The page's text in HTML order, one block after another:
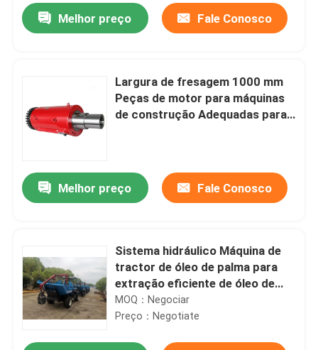
Produtos
Sobre Nós
Melhor preço Fale Conosco
Largura de fresagem 1000 mm
Peças de motor para máquinas
de construção Adequadas para
Melhor preço
Fale Conosco
Sistema hidráulico Máquina de
tractor de óleo de palma para
extração eficiente de óleo de
palma Indonésia Dedicado
MOQ：Negociar
Preço：Negotiate